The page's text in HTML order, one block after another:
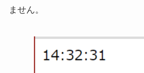
ません。